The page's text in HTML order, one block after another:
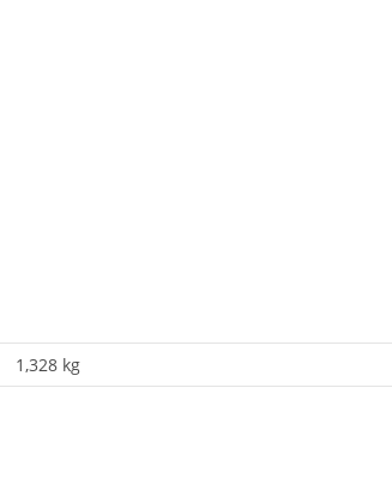
1,328 kg